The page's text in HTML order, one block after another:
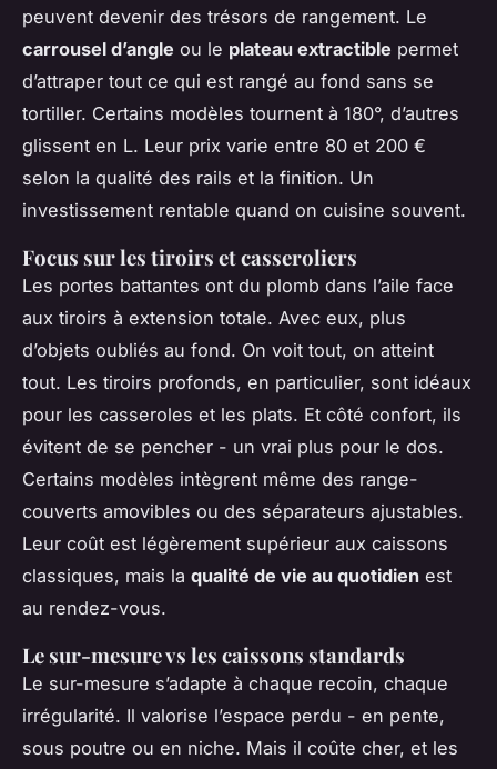
peuvent devenir des trésors de rangement. Le
carrousel d’angle ou le plateau extractible permet
d’attraper tout ce qui est rangé au fond sans se
tortiller. Certains modèles tournent à 180°, d’autres
glissent en L. Leur prix varie entre 80 et 200 €
selon la qualité des rails et la finition. Un
investissement rentable quand on cuisine souvent.
Focus sur les tiroirs et casseroliers
Les portes battantes ont du plomb dans l’aile face
aux tiroirs à extension totale. Avec eux, plus
d’objets oubliés au fond. On voit tout, on atteint
tout. Les tiroirs profonds, en particulier, sont idéaux
pour les casseroles et les plats. Et côté confort, ils
évitent de se pencher - un vrai plus pour le dos.
Certains modèles intègrent même des range-
couverts amovibles ou des séparateurs ajustables.
Leur coût est légèrement supérieur aux caissons
classiques, mais la qualité de vie au quotidien est
au rendez-vous.
Le sur-mesure vs les caissons standards
Le sur-mesure s’adapte à chaque recoin, chaque
irrégularité. Il valorise l’espace perdu - en pente,
sous poutre ou en niche. Mais il coûte cher, et les